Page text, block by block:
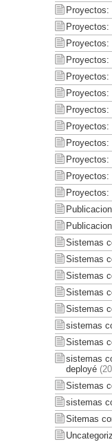
Proyectos:
Proyectos:
Proyectos:
Sistemas
Sistemas
Sistemas
Sistemas
Sistemas
sistemas
Sistemas
sistemas
deployé
Sistemas
sistemas
Sitemas